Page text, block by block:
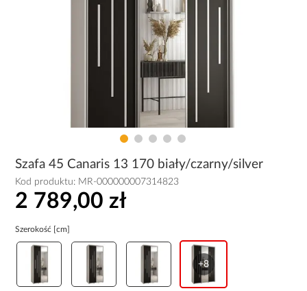
Szafa 45 Canaris 13 170 biały/czarny/silver
Kod produktu: MR-000000007314823
2 789,00 zł
Szerokość [cm]
+8